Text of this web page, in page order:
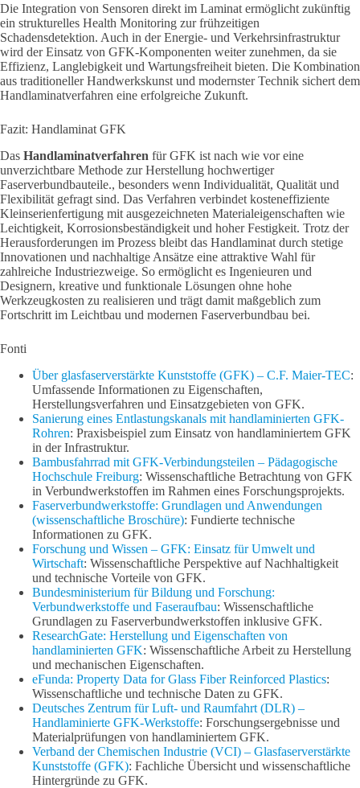
Die Integration von Sensoren direkt im Laminat ermöglicht zukünftig
ein strukturelles Health Monitoring zur frühzeitigen
Schadensdetektion. Auch in der Energie- und Verkehrsinfrastruktur
wird der Einsatz von GFK-Komponenten weiter zunehmen, da sie
Effizienz, Langlebigkeit und Wartungsfreiheit bieten. Die Kombination
aus traditioneller Handwerkskunst und modernster Technik sichert dem
Handlaminatverfahren eine erfolgreiche Zukunft.
Fazit: Handlaminat GFK
Das Handlaminatverfahren für GFK ist nach wie vor eine
unverzichtbare Methode zur Herstellung hochwertiger
Faserverbundbauteile., besonders wenn Individualität, Qualität und
Flexibilität gefragt sind. Das Verfahren verbindet kosteneffiziente
Kleinserienfertigung mit ausgezeichneten Materialeigenschaften wie
Leichtigkeit, Korrosionsbeständigkeit und hoher Festigkeit. Trotz der
Herausforderungen im Prozess bleibt das Handlaminat durch stetige
Innovationen und nachhaltige Ansätze eine attraktive Wahl für
zahlreiche Industriezweige. So ermöglicht es Ingenieuren und
Designern, kreative und funktionale Lösungen ohne hohe
Werkzeugkosten zu realisieren und trägt damit maßgeblich zum
Fortschritt im Leichtbau und modernen Faserverbundbau bei.
Fonti
Über glasfaserverstärkte Kunststoffe (GFK) – C.F. Maier-TEC:
Umfassende Informationen zu Eigenschaften,
Herstellungsverfahren und Einsatzgebieten von GFK.
Sanierung eines Entlastungskanals mit handlaminierten GFK-
Rohren: Praxisbeispiel zum Einsatz von handlaminiertem GFK
in der Infrastruktur.
Bambusfahrrad mit GFK-Verbindungsteilen – Pädagogische
Hochschule Freiburg: Wissenschaftliche Betrachtung von GFK
in Verbundwerkstoffen im Rahmen eines Forschungsprojekts.
Faserverbundwerkstoffe: Grundlagen und Anwendungen
(wissenschaftliche Broschüre): Fundierte technische
Informationen zu GFK.
Forschung und Wissen – GFK: Einsatz für Umwelt und
Wirtschaft: Wissenschaftliche Perspektive auf Nachhaltigkeit
und technische Vorteile von GFK.
Bundesministerium für Bildung und Forschung:
Verbundwerkstoffe und Faseraufbau: Wissenschaftliche
Grundlagen zu Faserverbundwerkstoffen inklusive GFK.
ResearchGate: Herstellung und Eigenschaften von
handlaminierten GFK: Wissenschaftliche Arbeit zu Herstellung
und mechanischen Eigenschaften.
eFunda: Property Data for Glass Fiber Reinforced Plastics:
Wissenschaftliche und technische Daten zu GFK.
Deutsches Zentrum für Luft- und Raumfahrt (DLR) –
Handlaminierte GFK-Werkstoffe: Forschungsergebnisse und
Materialprüfungen von handlaminiertem GFK.
Verband der Chemischen Industrie (VCI) – Glasfaserverstärkte
Kunststoffe (GFK): Fachliche Übersicht und wissenschaftliche
Hintergründe zu GFK.